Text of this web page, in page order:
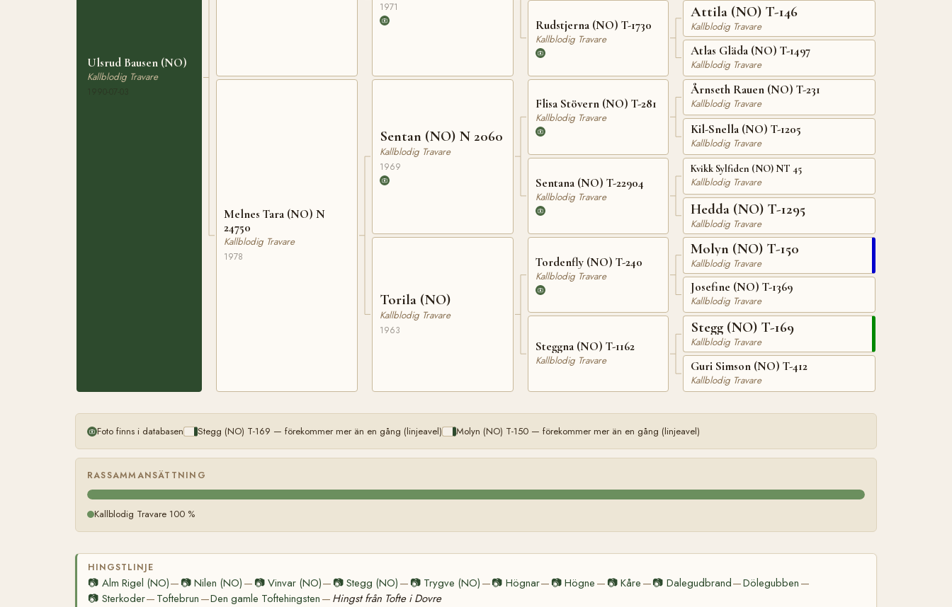
Ulsrud Bausen (NO)
Kallblodig Travare
Melnes Tara (NO) N
24750
Kallblodig Travare
1978
1971
Sentan (NO) N 2060
Kallblodig Travare
1969
Torila (NO)
Kallblodig Travare
1963
Rudstjerna (NO) T-1730
Kallblodig Travare
Flisa Stövern (NO) T-281
Kallblodig Travare
Sentana (NO) T-22904
Kallblodig Travare
Tordenfly (NO) T-240
Kallblodig Travare
Steggna (NO) T-1162
Kallblodig Travare
Attila (NO) T-146
Kallblodig Travare
Atlas Gläda (NO) T-1497
Kallblodig Travare
Årnseth Rauen (NO) T-231
Kallblodig Travare
Kil-Snella (NO) T-1205
Kallblodig Travare
Kvikk Sylfiden (NO) NT 45
Kallblodig Travare
Hedda (NO) T-1295
Kallblodig Travare
Molyn (NO) T-150
Kallblodig Travare
Josefine (NO) T-1369
Kallblodig Travare
Stegg (NO) T-169
Kallblodig Travare
Guri Simson (NO) T-412
Kallblodig Travare
Foto finns i databasen Stegg (NO) T-169 — förekommer mer än en gång (linjeavel) Molyn (NO) T-150 — förekommer mer än en gång (linjeavel)
RASSAMMANSÄTTNING
Kallblodig Travare 100 %
HINGSTLINJE
📷 Alm Rigel (NO)— 📷Nilen (NO) — 📷 Vinvar (NO)— 📷 Stegg (NO) — 📷 Trygve (NO) —📷 Högnar— 📷Högne — 📷Kåre —📷 Dalegudbrand—Dölegubben —
📷 Sterkoder— Toftebrun —Den gamle Toftehingsten — Hingst från Tofte i Dovre